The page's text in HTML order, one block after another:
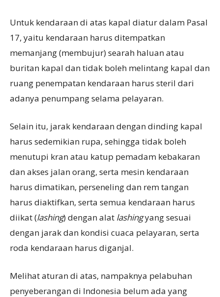
Untuk kendaraan di atas kapal diatur dalam Pasal
17, yaitu kendaraan harus ditempatkan
memanjang (membujur) searah haluan atau
buritan kapal dan tidak boleh melintang kapal dan
ruang penempatan kendaraan harus steril dari
adanya penumpang selama pelayaran.
Selain itu, jarak kendaraan dengan dinding kapal
harus sedemikian rupa, sehingga tidak boleh
menutupi kran atau katup pemadam kebakaran
dan akses jalan orang, serta mesin kendaraan
harus dimatikan, perseneling dan rem tangan
harus diaktifkan, serta semua kendaraan harus
diikat (lashing) dengan alat lashingyang sesuai
dengan jarak dan kondisi cuaca pelayaran, serta
roda kendaraan harus diganjal.
Melihat aturan di atas, nampaknya pelabuhan
penyeberangan di Indonesia belum ada yang